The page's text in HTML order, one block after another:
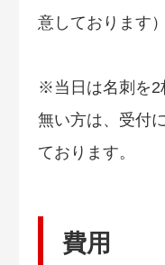
意しております）
※当日は名刺を2
無い方は、受付
ております。
費用